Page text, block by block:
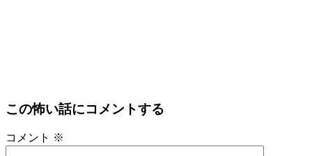
この怖い話にコメントする
コメント ※